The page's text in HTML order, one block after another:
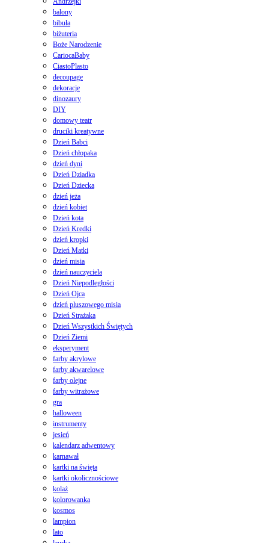
balony
bibuła
biżuteria
Boże Narodzenie
CariocaBaby
CiastoPlasto
decoupage
dekoracje
dinozaury
DIY
domowy teatr
druciki kreatywne
Dzień Babci
Dzień chłopaka
dzień dyni
Dzień Dziadka
Dzień Dziecka
dzień jeża
dzień kobiet
Dzień kota
Dzień Kredki
dzień kropki
Dzień Matki
dzień misia
dzień nauczyciela
Dzień Niepodległości
Dzień Ojca
dzień pluszowego misia
Dzień Strażaka
Dzień Wszystkich Świętych
Dzień Ziemi
eksperyment
farby akrylowe
farby akwarelowe
farby olejne
farby witrażowe
gra
halloween
instrumenty
jesień
kalendarz adwentowy
karnawał
kartki na święta
kartki okolicznościowe
kolaż
kolorowanka
kosmos
lampion
lato